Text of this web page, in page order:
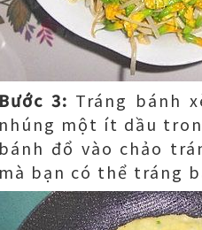
Bước 3: Tráng bánh
nhúng một ít dầu
bánh đổ vào chảo
mà bạn có thể tráng